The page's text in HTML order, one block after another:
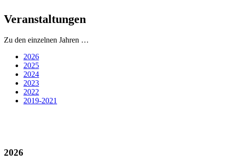
Veranstaltungen
Zu den einzelnen Jahren …
2026
2025
2024
2023
2022
2019-2021
2026